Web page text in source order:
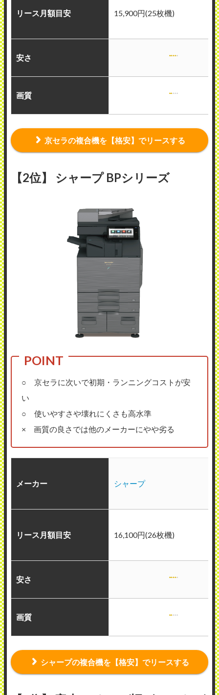
リース月額目安 15,900円(25枚機)
安さ
画質
京セラの複合機を【格安】でリースする
【2位】 シャープ BPシリーズ
○ 京セラに次いで初期・ランニングコストが安
い
○ 使いやすさや壊れにくさも高水準
× 画質の良さでは他のメーカーにやや劣る
メーカー シャープ
リース月額目安 16,100円(26枚機)
安さ
画質
シャープの複合機を【格安】でリースする